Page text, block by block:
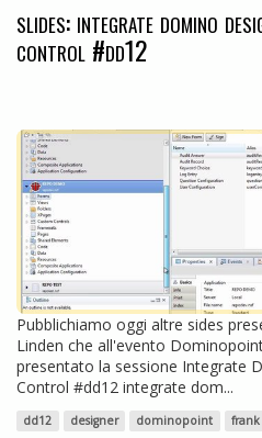
slides: integrate domino
control #dd12
Pubblichiamo oggi altre sides
Linden che all'evento
presentato la sessione Integrate
Control #dd12 integrate dom...
dd12 designer dominopoint frank